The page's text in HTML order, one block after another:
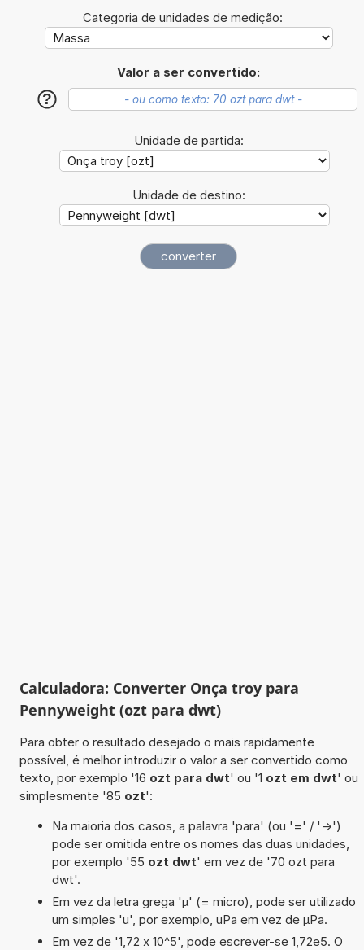
Categoria de unidades de medição:
Valor a ser convertido:
?
Unidade de partida:
Unidade de destino:
Calculadora: Converter Onça troy para
Pennyweight (ozt para dwt)
Para obter o resultado desejado o mais rapidamente
possível, é melhor introduzir o valor a ser convertido como
texto, por exemplo '16 ozt para dwt' ou '1 ozt em dwt' ou
simplesmente '85 ozt':
Na maioria dos casos, a palavra 'para' (ou '=' / '->')
pode ser omitida entre os nomes das duas unidades,
por exemplo '55 ozt dwt' em vez de '70 ozt para
dwt'.
Em vez da letra grega 'µ' (= micro), pode ser utilizado
um simples 'u', por exemplo, uPa em vez de µPa.
Em vez de '1,72 x 10^5', pode escrever-se 1,72e5. O